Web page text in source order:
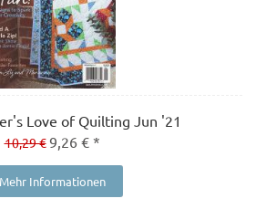
Love of Quilting Jun '21
10,29 €9,26 € *
Mehr Informationen